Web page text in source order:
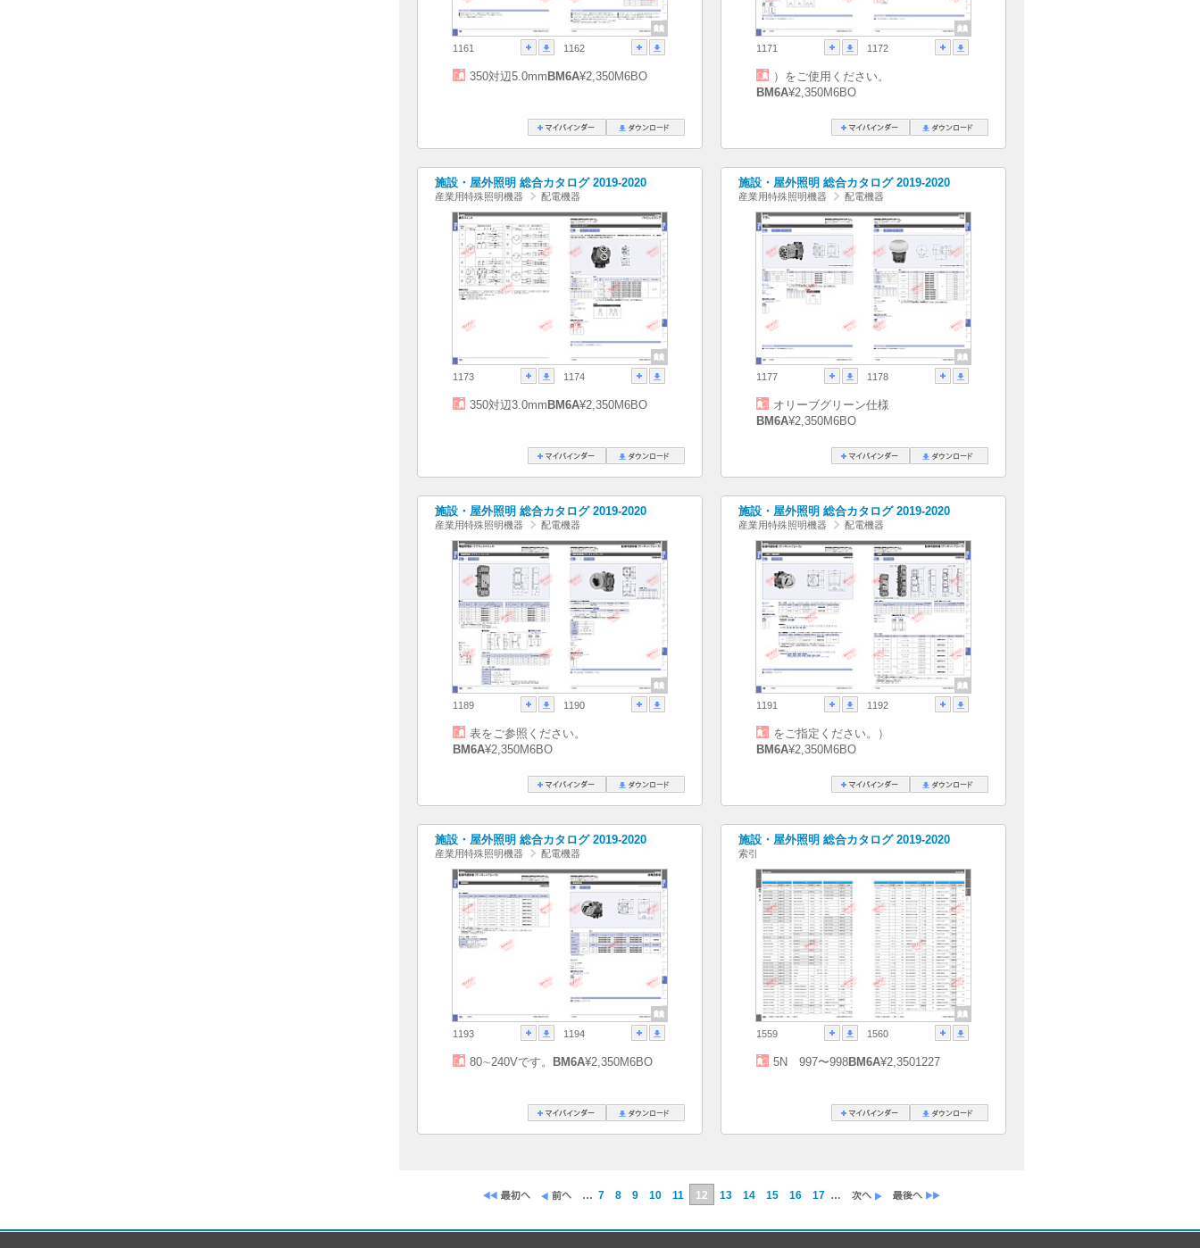
1161 1162
350対辺5.0mm BM6A¥2,350M6BO
1171 1172
）をご使用ください。
BM6A¥2,350M6BO
施設・屋外照明 総合カタログ 2019-2020
産業用特殊照明機器 配電機器
1173 1174
350対辺3.0mm BM6A¥2,350M6BO
施設・屋外照明 総合カタログ 2019-2020
産業用特殊照明機器 配電機器
1177 1178
オリーブグリーン仕様
BM6A¥2,350M6BO
施設・屋外照明 総合カタログ 2019-2020
産業用特殊照明機器 配電機器
1189 1190
表をご参照ください。
BM6A¥2,350M6BO
施設・屋外照明 総合カタログ 2019-2020
産業用特殊照明機器 配電機器
1191 1192
をご指定ください。）
BM6A¥2,350M6BO
施設・屋外照明 総合カタログ 2019-2020
産業用特殊照明機器 配電機器
1193 1194
80∼240Vです。 BM6A¥2,350M6BO
施設・屋外照明 総合カタログ 2019-2020
索引
1559 1560
5N 997〜998BM6A¥2,3501227
… 7 8 9 10 11 12 13 14 15 16 17 …